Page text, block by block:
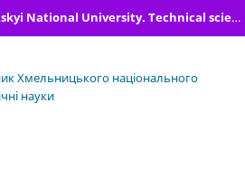
Herald of Khmelnytskyi National University. Technical sciences
Хмельницького національного
науки